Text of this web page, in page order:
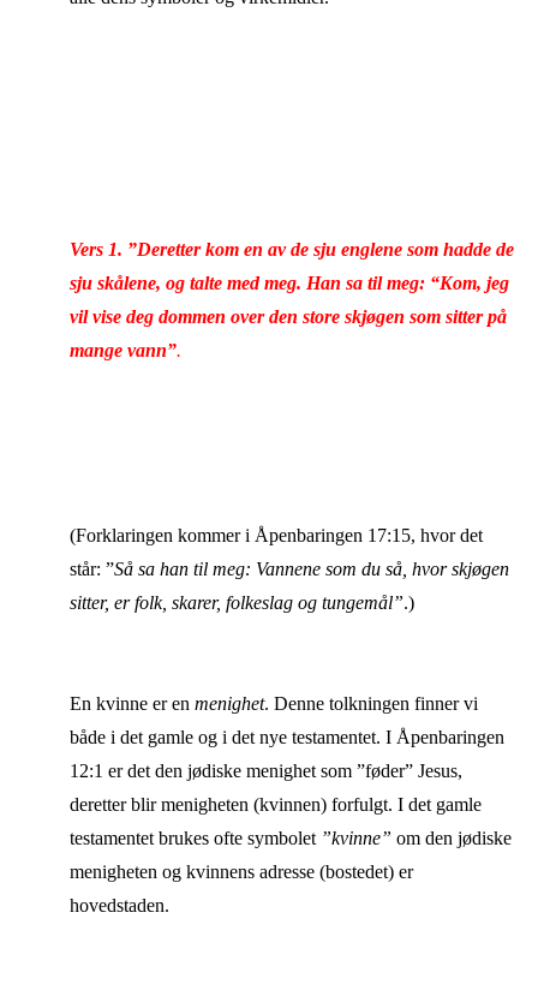
Vers 1. ”Deretter kom en av de sju englene som hadde de
sju skålene, og talte med meg. Han sa til meg: “Kom, jeg
vil vise deg dommen over den store skjøgen som sitter på
mange vann”.
(Forklaringen kommer i Åpenbaringen 17:15, hvor det
står: ”Så sa han til meg: Vannene som du så, hvor skjøgen
sitter, er folk, skarer, folkeslag og tungemål”.)
En kvinne er en menighet. Denne tolkningen finner vi
både i det gamle og i det nye testamentet. I Åpenbaringen
12:1 er det den jødiske menighet som ”føder” Jesus,
deretter blir menigheten (kvinnen) forfulgt. I det gamle
testamentet brukes ofte symbolet ”kvinne” om den jødiske
menigheten og kvinnens adresse (bostedet) er
hovedstaden.